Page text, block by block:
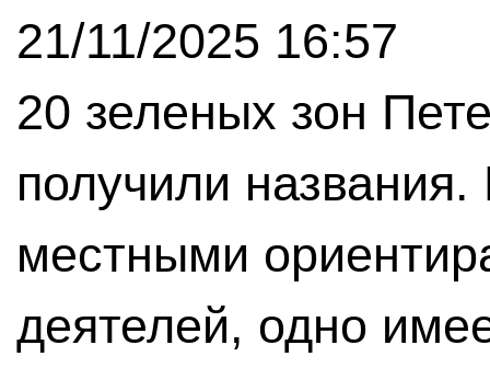
21/11/2025 16:57
20 зеленых зон
получили
местными
деятелей, одно